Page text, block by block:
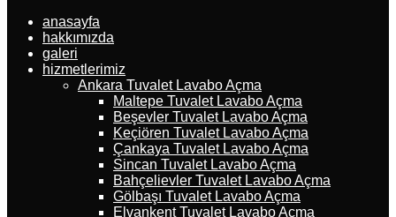
anasayfa
hakkımızda
galeri
hizmetlerimiz
Ankara Tuvalet Lavabo Açma
Maltepe Tuvalet Lavabo Açma
Beşevler Tuvalet Lavabo Açma
Keçiören Tuvalet Lavabo Açma
Çankaya Tuvalet Lavabo Açma
Sincan Tuvalet Lavabo Açma
Bahçelievler Tuvalet Lavabo Açma
Gölbaşı Tuvalet Lavabo Açma
Elvankent Tuvalet Lavabo Açma